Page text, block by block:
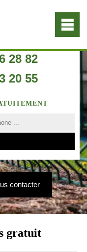
28 82
20 55
contacter
gratuit